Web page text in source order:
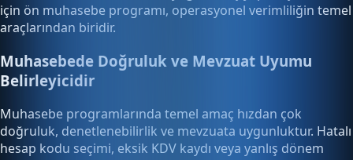
için ön muhasebe programı, operasyonel verimliliğin temel
araçlarından biridir.
Muhasebede Doğruluk ve Mevzuat Uyumu
Belirleyicidir
Muhasebe programlarında temel amaç hızdan çok
doğruluk, denetlenebilirlik ve mevzuata uygunluktur. Hatalı
hesap kodu seçimi, eksik KDV kaydı veya yanlış dönem